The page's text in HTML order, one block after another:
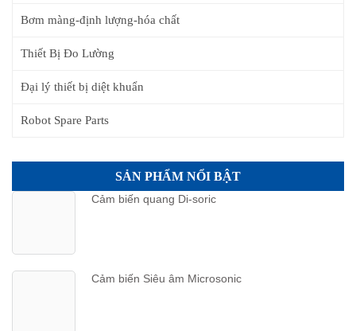
Bơm màng-định lượng-hóa chất
Thiết Bị Đo Lường
Đại lý thiết bị diệt khuẩn
Robot Spare Parts
SẢN PHẨM NỔI BẬT
Cảm biến quang Di-soric
Cảm biến Siêu âm Microsonic